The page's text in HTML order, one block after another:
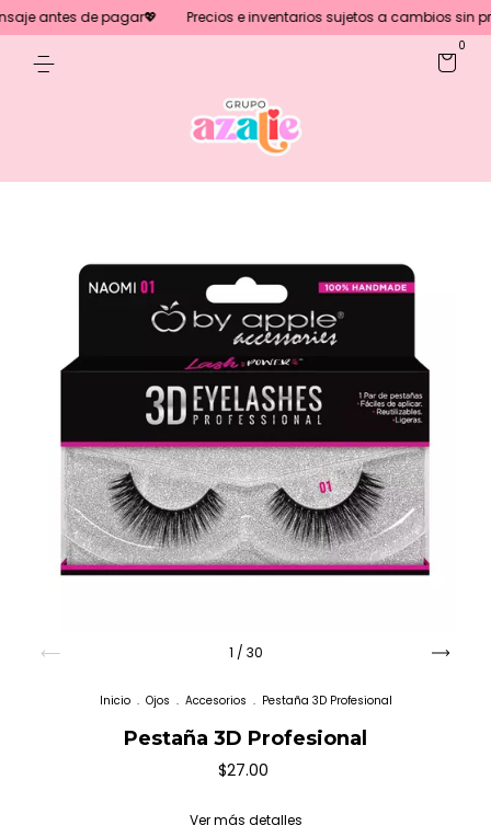
de pagar💖 Precios e inventarios sujetos a cambios sin previo
0
1 / 30
Inicio . Ojos . Accesorios . Pestaña 3D Profesional
Pestaña 3D Profesional
$27.00
Ver más detalles